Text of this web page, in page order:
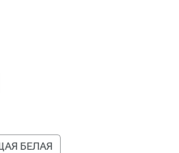
БЕЛАЯ